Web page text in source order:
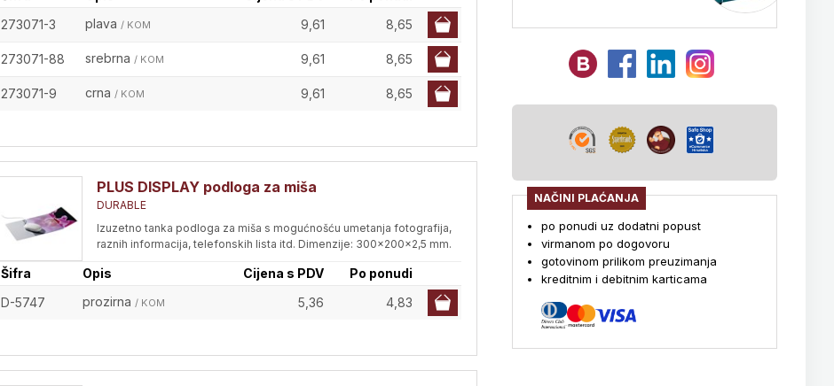
273071-3
plava / KOM 9,61 8,65
273071-88 srebrna / KOM 9,61 8,65
273071-9 crna / KOM 9,61 8,65
PLUS DISPLAY podloga za miša
DURABLE
Izuzetno tanka podloga za miša s mogućnošću umetanja fotografija,
raznih informacija, telefonskih lista itd. Dimenzije: 300x200x2,5 mm.
Šifra Opis Cijena s PDV
Po ponudi
D-5747
prozirna / KOM 5,36 4,83
NAČINI PLAĆANJA
po ponudi uz dodatni popust
virmanom po dogovoru
gotovinom prilikom preuzimanja
kreditnim i debitnim karticama